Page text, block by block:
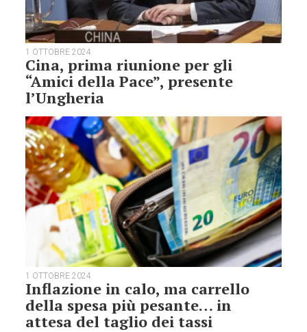
1 OTTOBRE 2024
Cina, prima riunione per gli
“Amici della Pace”, presente
l’Ungheria
1 OTTOBRE 2024
Inflazione in calo, ma carrello
della spesa più pesante… in
attesa del taglio dei tassi